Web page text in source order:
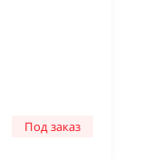
Под заказ